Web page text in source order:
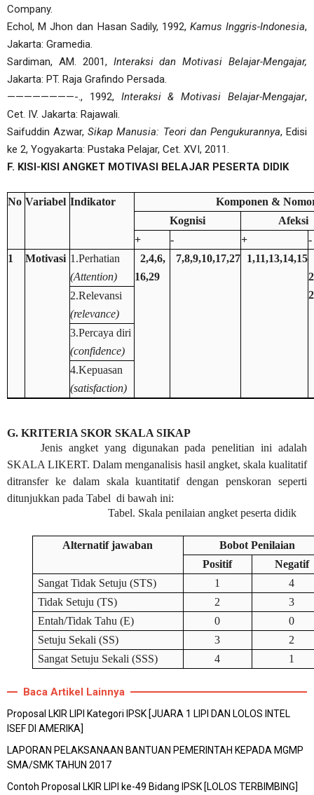
Company.
Echol, M Jhon dan Hasan Sadily, 1992, Kamus Inggris-Indonesia,
Jakarta: Gramedia.
Sardiman, AM. 2001, Interaksi dan Motivasi Belajar-Mengajar,
Jakarta: PT. Raja Grafindo Persada.
————————-., 1992, Interaksi & Motivasi Belajar-Mengajar,
Cet. IV. Jakarta: Rajawali.
Saifuddin Azwar,Sikap Manusia: Teori dan Pengukurannya, Edisi
ke 2, Yogyakarta: Pustaka Pelajar, Cet. XVI, 2011.
F. KISI-KISI ANGKET MOTIVASI BELAJAR PESERTA DIDIK
No Variabel Indikator
Komponen &
Kognisi
Afeksi
+
- +
-
1
Motivasi 1.Perhatian
(Attention)
2,4,6,
16,29
7,8,9,10,17,27 1,11,13,14,15
2.Relevansi
(relevance)
3.Percaya diri
(confidence)
4.Kepuasan
(satisfaction)
G. KRITERIA SKOR SKALA SIKAP
Jenis angket yang digunakan pada penelitian ini adalah
SKALA LIKERT. Dalam menganalisis hasil angket, skala kualitatif
ditransfer ke dalam skala kuantitatif dengan penskoran seperti
ditunjukkan pada Tabel di bawah ini:
Tabel. Skala penilaian angket peserta didik
Alternatif jawaban
Bobot Penilaian
Positif
Negatif
Sangat Tidak Setuju (STS)
1
4
Tidak Setuju (TS)
2
3
Entah/Tidak Tahu (E)
0
0
Setuju Sekali (SS)
3
2
Sangat Setuju Sekali (SSS)
4 1
Baca Artikel Lainnya
Proposal LKIR LIPI Kategori IPSK [JUARA 1 LIPI DAN LOLOS INTEL
ISEF DI AMERIKA]
LAPORAN PELAKSANAAN BANTUAN PEMERINTAH KEPADA MGMP
SMA/SMK TAHUN 2017
Contoh Proposal LKIR LIPI ke-49 Bidang IPSK [LOLOS TERBIMBING]